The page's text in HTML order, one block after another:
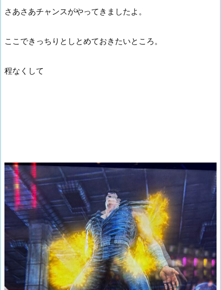
さあさあチャンスがやってきましたよ。
ここできっちりとしとめておきたいところ。
程なくして